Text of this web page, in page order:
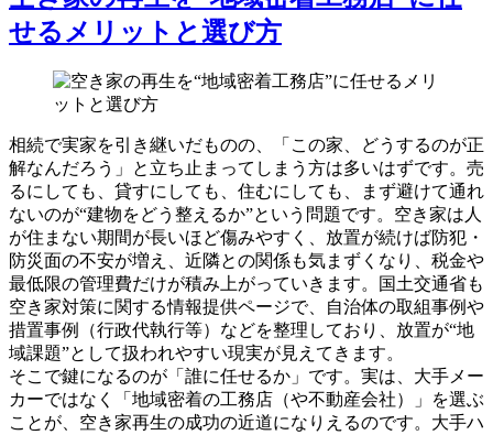
せるメリットと選び方
相続で実家を引き継いだものの、「この家、どうするのが正
解なんだろう」と立ち止まってしまう方は多いはずです。売
るにしても、貸すにしても、住むにしても、まず避けて通れ
ないのが“建物をどう整えるか”という問題です。空き家は人
が住まない期間が長いほど傷みやすく、放置が続けば防犯・
防災面の不安が増え、近隣との関係も気まずくなり、税金や
最低限の管理費だけが積み上がっていきます。国土交通省も
空き家対策に関する情報提供ページで、自治体の取組事例や
措置事例（行政代執行等）などを整理しており、放置が“地
域課題”として扱われやすい現実が見えてきます。
そこで鍵になるのが「誰に任せるか」です。実は、大手メー
カーではなく「地域密着の工務店（や不動産会社）」を選ぶ
ことが、空き家再生の成功の近道になりえるのです。大手ハ